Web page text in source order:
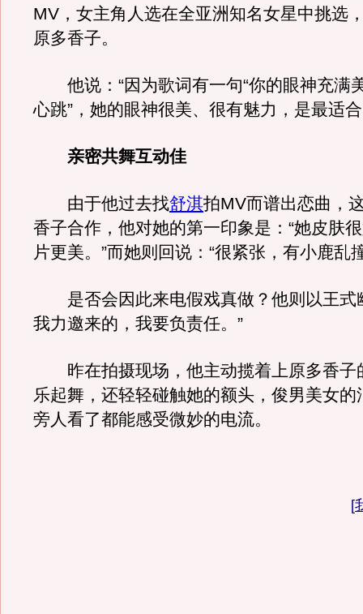
MV，女主角人选在全亚洲知名女星中挑选
原多香子。
他说：“因为歌词有一句“你的眼神充满
心跳”，她的眼神很美、很有魅力，是最适
亲密共舞互动佳
由于他过去找舒淇拍MV而谱出恋曲，
香子合作，他对她的第一印象是：“她皮肤
片更美。”而她则回说：“很紧张，有小鹿乱
是否会因此来电假戏真做？他则以王式
我力邀来的，我要负责任。”
昨在拍摄现场，他主动揽着上原多香子
乐起舞，还轻轻碰触她的额头，俊男美女的
旁人看了都能感受微妙的电流。
[